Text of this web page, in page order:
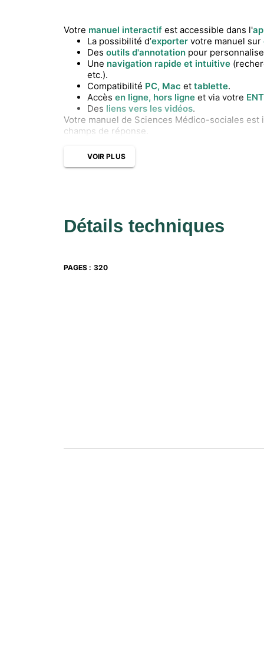
Votre manuel interactif est accessible dans l'
La possibilité d’exporter votre manuel sur
Des outils d'annotation pour
Une navigation rapide et intuitive
etc.).
Compatibilité PC, Mac et tablette.
Accès en ligne, hors ligne et via votre ENT
Des liens vers les vidéos.
Votre manuel de Sciences Médico-sociales
champs de réponse.
VOIR PLUS
Détails techniques
PAGES : 320